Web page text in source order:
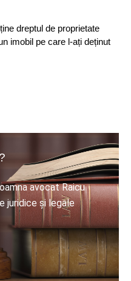
dreptul de proprietate
imobil pe care l-ați deținut
avocat Raicu
juridice și legale